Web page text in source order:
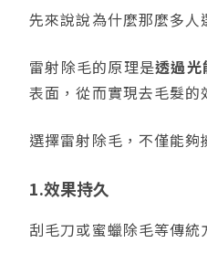
先來說說為什麼那麼多人
雷射除毛的原理是透過光
表面，從而實現去毛髮的
選擇雷射除毛，不僅能
1.效果持久
刮毛刀或蜜蠟除毛等傳